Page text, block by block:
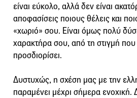
είναι εύκολο, αλλά δεν είναι
αποφασίσεις ποιους θέλεις και
«χωριό» σου. Είναι όμως πολύ
χαρακτήρα σου, από τη στιγμή που
προσδιορίσει.
Δυστυχώς, η σχέση μας με την
παραμένει μέχρι σήμερα ενοχική.